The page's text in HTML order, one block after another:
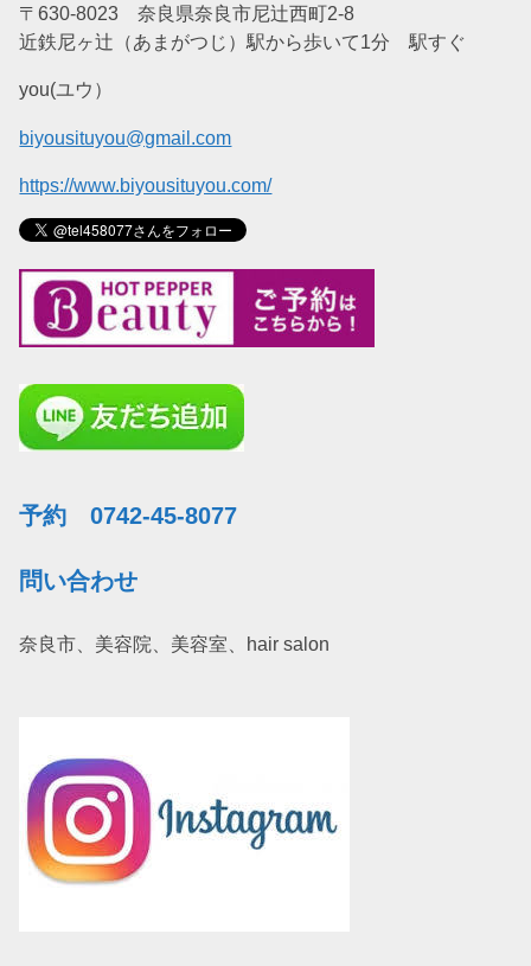
〒630-8023 奈良県奈良市尼辻西町2-8
近鉄尼ヶ辻（あまがつじ）駅から歩いて1分 駅すぐ
you(ユウ）
biyousituyou@gmail.com
https://www.biyousituyou.com/
予約 0742-45-8077
問い合わせ
奈良市、美容院、美容室、hair salon